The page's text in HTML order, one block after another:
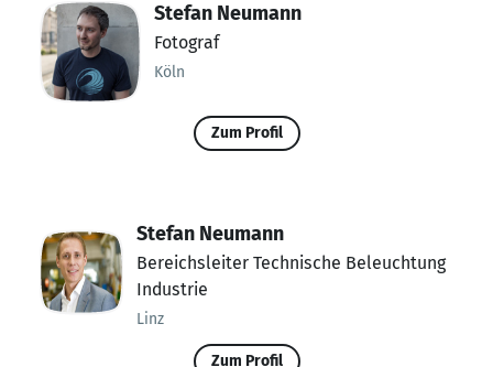
Stefan Neumann
Fotograf
Köln
Zum Profil
Stefan Neumann
Bereichsleiter Technische Beleuchtung
Industrie
Linz
Zum Profil